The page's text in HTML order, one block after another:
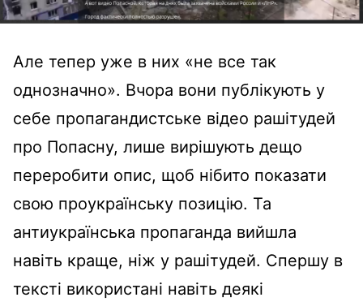
Але тепер уже в них «не все так
однозначно». Вчора вони публікують у
себе пропагандистське відео рашітудей
про Попасну, лише вирішують дещо
переробити опис, щоб нібито показати
свою проукраїнську позицію. Та
антиукраїнська пропаганда вийшла
навіть краще, ніж у рашітудей. Спершу в
тексті використані навіть деякі